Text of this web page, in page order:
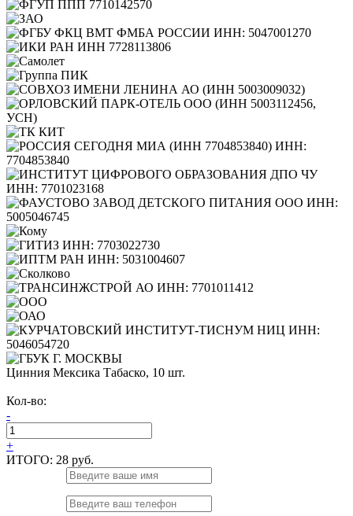
Цинния Мексика Табаско, 10 шт.
Кол-во:
-
+
ИТОГО: 28 руб.